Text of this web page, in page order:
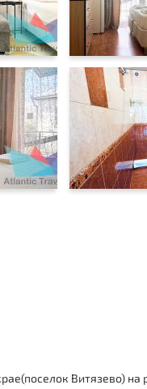
Витязево) на